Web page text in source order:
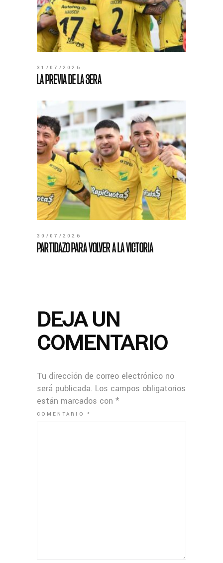
31/07/2026
LA PREVIA DE LA 3ERA
30/07/2026
PARTIDAZO PARA VOLVER A LA VICTORIA
DEJA UN
COMENTARIO
Tu dirección de correo electrónico no
será publicada. Los campos obligatorios
están marcados con *
COMENTARIO*